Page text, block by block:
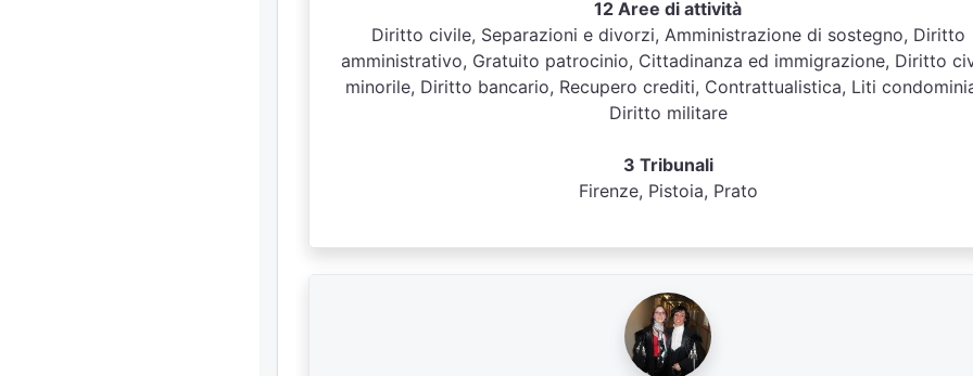
12 Aree di attività
Diritto civile, Separazioni e divorzi, Amministrazione di sostegno, Diritto
amministrativo, Gratuito patrocinio, Cittadinanza ed immigrazione, Diritto
minorile, Diritto bancario, Recupero crediti, Contrattualistica, Liti
Diritto militare
3 Tribunali
Firenze, Pistoia, Prato